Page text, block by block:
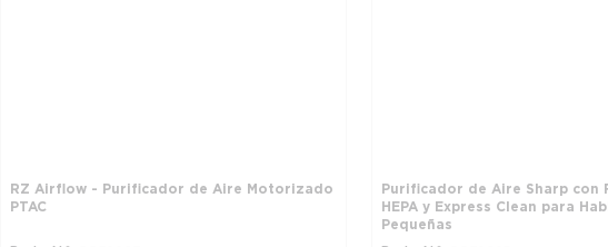
RZ Airflow - Purificador de Aire Motorizado
PTAC
Purificador de Aire Sharp con
HEPA y Express Clean para
Pequeñas